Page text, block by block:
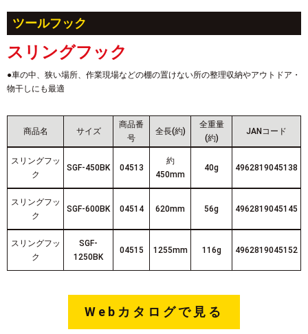
ツールフック
スリングフック
●車の中、狭い場所、作業現場などの棚の置けない所の整理収納やアウトドア・
物干しにも最適
商品名 サイズ
商品番
号
全長(約)
全重量
(約)
JANコード
スリングフッ
ク
SGF-450BK 04513
約
450mm
40g 4962819045138
スリングフッ
ク
SGF-600BK 04514 620mm 56g 4962819045145
スリングフッ
ク
SGF-
1250BK
04515 1255mm 116g 4962819045152
Webカタログで見る